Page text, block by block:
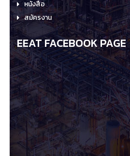
หนังสือ
สมัครงาน
EEAT FACEBOOK PAGE